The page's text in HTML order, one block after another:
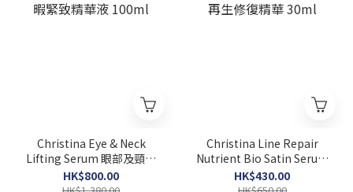
Christina Eye & Neck
Lifting Serum 眼部及頸部
無暇緊致精華液 100ml
HK$800.00
Christina Line Repair
Nutrient Bio Satin Serum
再生修復精華 30ml
HK$430.00